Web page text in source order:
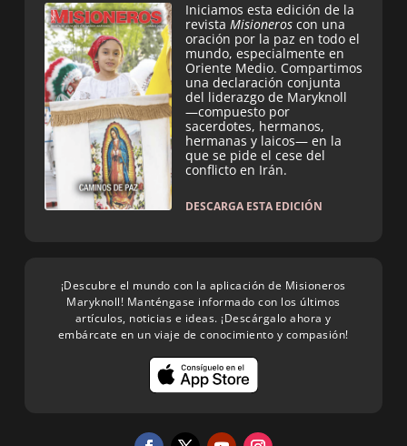
Iniciamos esta edición de la
revista Misioneros con una
oración por la paz en todo el
mundo, especialmente en
Oriente Medio. Compartimos
una declaración conjunta
del liderazgo de Maryknoll
—compuesto por
sacerdotes, hermanos,
hermanas y laicos— en la
que se pide el cese del
conflicto en Irán.
DESCARGA ESTA EDICIÓN
¡Descubre el mundo con la aplicación de Misioneros
Maryknoll! Manténgase informado con los últimos
artículos, noticias e ideas. ¡Descárgalo ahora y
embárcate en un viaje de conocimiento y compasión!